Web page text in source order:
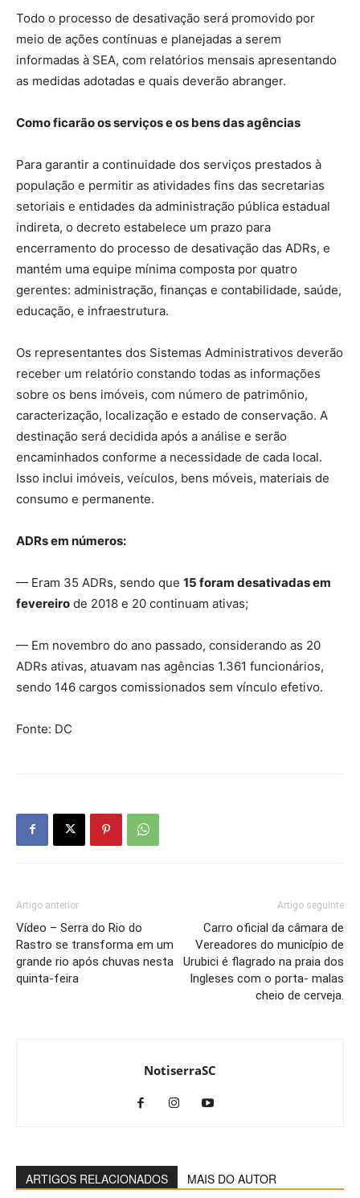
Todo o processo de desativação será promovido por
meio de ações contínuas e planejadas a serem
informadas à SEA, com relatórios mensais apresentando
as medidas adotadas e quais deverão abranger.
Como ficarão os serviços e os bens das agências
Para garantir a continuidade dos serviços prestados à
população e permitir as atividades fins das secretarias
setoriais e entidades da administração pública estadual
indireta, o decreto estabelece um prazo para
encerramento do processo de desativação das ADRs, e
mantém uma equipe mínima composta por quatro
gerentes: administração, finanças e contabilidade, saúde,
educação, e infraestrutura.
Os representantes dos Sistemas Administrativos deverão
receber um relatório constando todas as informações
sobre os bens imóveis, com número de patrimônio,
caracterização, localização e estado de conservação. A
destinação será decidida após a análise e serão
encaminhados conforme a necessidade de cada local.
Isso inclui imóveis, veículos, bens móveis, materiais de
consumo e permanente.
ADRs em números:
— Eram 35 ADRs, sendo que 15 foram desativadas em
fevereiro de 2018 e 20 continuam ativas;
— Em novembro do ano passado, considerando as 20
ADRs ativas, atuavam nas agências 1.361 funcionários,
sendo 146 cargos comissionados sem vínculo efetivo.
Fonte: DC
Artigo anterior
Vídeo – Serra do Rio do
Rastro se transforma em um
grande rio após chuvas nesta
quinta-feira
Artigo seguinte
Carro oficial da câmara de
Vereadores do município de
Urubici é flagrado na praia dos
Ingleses com o porta- malas
cheio de cerveja.
NotiserraSC
ARTIGOS RELACIONADOS MAIS DO AUTOR